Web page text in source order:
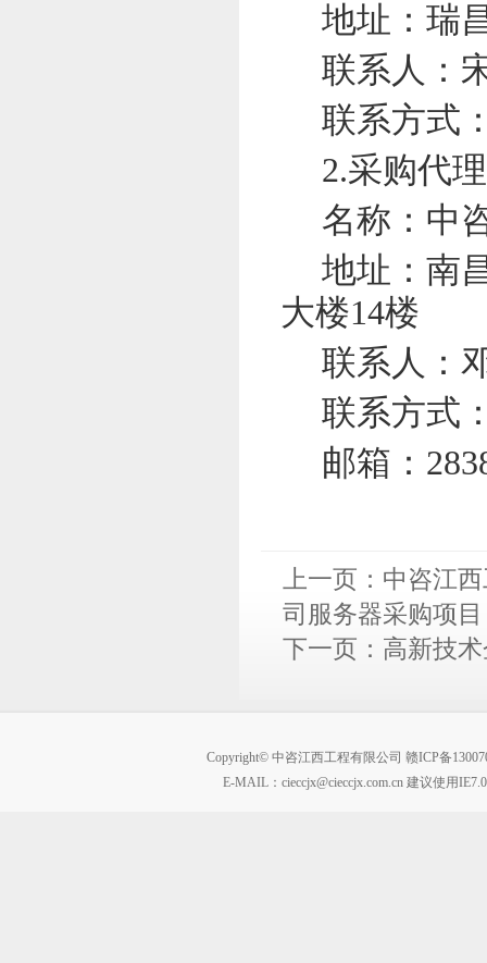
地址：瑞
联系人：
联系方式
2.采购代
名称：中
地址：南
大楼14楼
联系人：
联系方式
邮箱 ：
上一页： 中咨江
司服务器采购项
下一页： 高新技
Copyright© 中咨江西工程有限公司 赣ICP备
E-MAIL： cieccjx@cieccjx.com.cn 建议使用